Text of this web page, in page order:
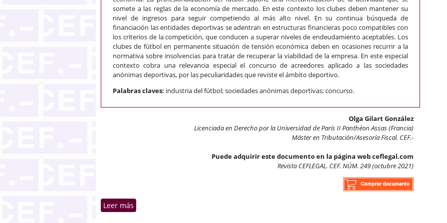
somete a las reglas de la economía de mercado. En este contexto los clubes deben mantener su
nivel de ingresos para seguir competiendo al más alto nivel. En su continua búsqueda de
financiación las entidades deportivas se adentran en estructuras financieras poco compatibles con
los criterios de la competición, que conducen a superar niveles de endeudamiento aceptables. Los
clubes de fútbol en permanente situación de tensión económica deben en ocasiones recurrir a la
normativa sobre insolvencias para tratar de recuperar la viabilidad de la empresa. En este especial
contexto cobra una relevancia especial el concurso de acreedores aplicado a las sociedades
anónimas deportivas, por las peculiaridades que reviste el ámbito deportivo.
Palabras claves: industria del fútbol; sociedades anónimas deportivas; concurso.
Olga Gilart González
Licenciada en Derecho por la Universidad de París II Panthéon Assas (Francia)
Máster en Tributación/Asesoría Fiscal. CEF.-
Puede adquirir este documento en la página web ceflegal.com
Revista CEFLEGAL. CEF. NÚM. 249 (octubre 2021)
Leer más